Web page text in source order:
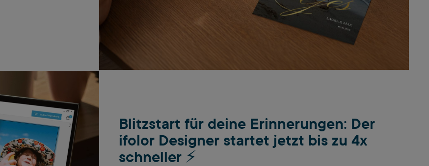
Blitzstart für deine Erinnerungen: Der
ifolor Designer startet jetzt bis zu 4x
schneller ⚡